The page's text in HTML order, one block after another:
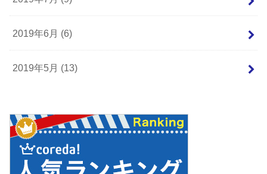
2019年6月 (6)
2019年5月 (13)